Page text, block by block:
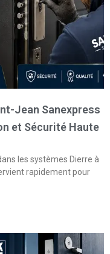
Jean Sanexpress
et Sécurité Haute
les systèmes Dierre à
rapidement pour